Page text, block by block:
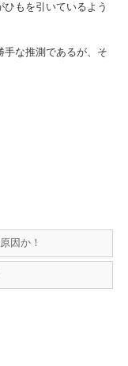
もを引いているよう
手な推測であるが、そ
因か！